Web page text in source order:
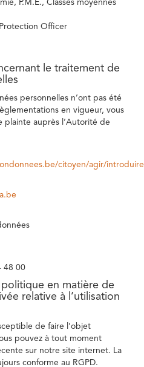
P.M.E., Classes moyennes
Officer
le traitement de
personnelles n’ont pas été
en vigueur, vous
plainte auprès l’Autorité de
citoyen/agir/
48 00
en matière de
relative à l’utilisation
de faire l’objet
pouvez à tout moment
sur notre site internet. La
conforme au RGPD.